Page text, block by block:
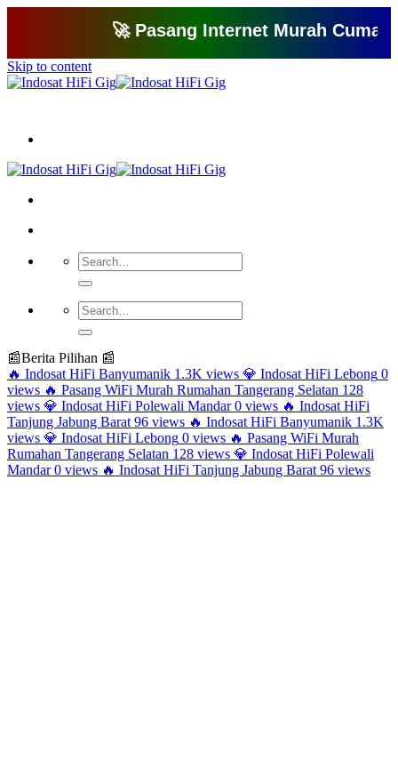
🚀 Pasang Internet Murah Cuma 150
Skip to content
📰Berita Pilihan 📰
🔥 Indosat HiFi Banyumanik 1.3K views 💎 Indosat HiFi Lebong 0
views 🔥 Pasang WiFi Murah Rumahan Tangerang Selatan 128
views 💎 Indosat HiFi Polewali Mandar 0 views 🔥 Indosat HiFi
Tanjung Jabung Barat 96 views 🔥 Indosat HiFi Banyumanik 1.3K
views 💎 Indosat HiFi Lebong 0 views 🔥 Pasang WiFi Murah
Rumahan Tangerang Selatan 128 views 💎 Indosat HiFi Polewali
Mandar 0 views 🔥 Indosat HiFi Tanjung Jabung Barat 96 views